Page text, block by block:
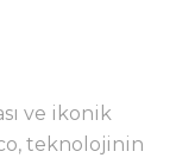
ve ikonik
teknolojinin